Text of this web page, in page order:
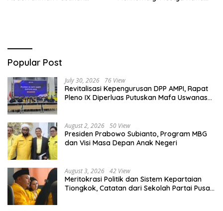
Popular Post
July 30, 2026 76 View
Revitalisasi Kepengurusan DPP AMPI, Rapat
Pleno IX Diperluas Putuskan Mafa Uswanas
August 2, 2026 50 View
Presiden Prabowo Subianto, Program MBG
dan Visi Masa Depan Anak Negeri
August 3, 2026 42 View
Meritokrasi Politik dan Sistem Kepartaian
Tiongkok, Catatan dari Sekolah Partai Pusat